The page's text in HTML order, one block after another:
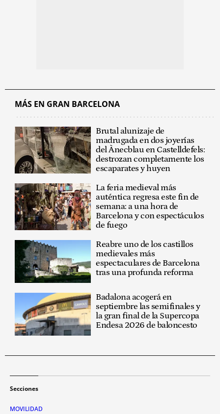
MÁS EN GRAN BARCELONA
Brutal alunizaje de
madrugada en dos joyerías
del Ànecblau en Castelldefels:
destrozan completamente los
escaparates y huyen
La feria medieval más
auténtica regresa este fin de
semana: a una hora de
Barcelona y con espectáculos
de fuego
Reabre uno de los castillos
medievales más
espectaculares de Barcelona
tras una profunda reforma
Badalona acogerá en
septiembre las semifinales y
la gran final de la Supercopa
Endesa 2026 de baloncesto
Secciones
MOVILIDAD